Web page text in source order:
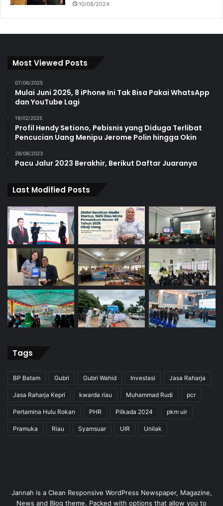
10/08/2024
Most Viewed Posts
07/06/2025
Mulai Juni 2025, 8 iPhone Ini Tak Bisa Pakai WhatsApp
dan YouTube Lagi
19/02/2025
Profil Hendy Setiono, Pebisnis yang Diduga Terlibat
Pencucian Uang Menipu Jerome Polin hingga Okin
28/08/2023
Pacu Jalur 2023 Berakhir, Berikut Daftar Juaranya
Last Modified Posts
Tags
BP Batam Gubri Gubri Wahid Investasi Jasa Raharja
Jasa Raharja Kepri kwarda riau Muhammad Rudi pcr
Pertamina Hulu Rokan PHR Pilkada 2024 pkm uir
Pramuka Riau Syamsuar UIR Unilak
Jannah is a Clean Responsive WordPress Newspaper, Magazine,
News and Blog theme. Packed with options that allow you to